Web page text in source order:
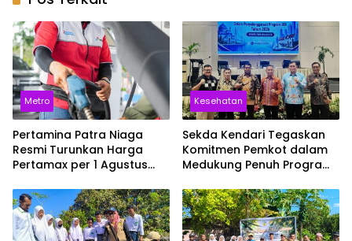
Metro
Pertamina Patra Niaga
Resmi Turunkan Harga
Pertamax per 1 Agustus
Sekarang
Kesehatan
Sekda Kendari Tegaskan
Komitmen Pemkot dalam
Medukung Penuh Program